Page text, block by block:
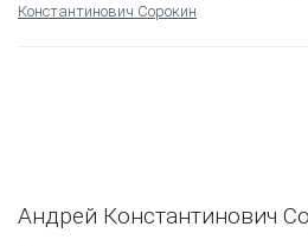
Константинович Сорокин
Андрей Константинович